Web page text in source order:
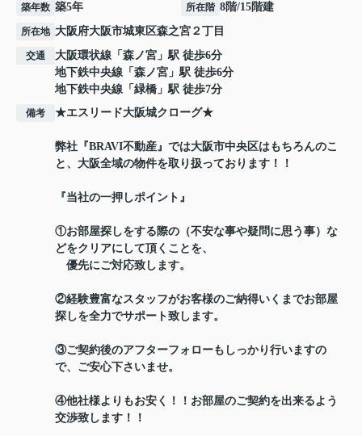
築年数 築5年 所在階 8階/15階建
所在地 大阪府大阪市城東区森之宮 ２丁目
交通 大阪環状線 「 森ノ宮 」駅 徒歩6分
地下鉄中央線 「 森ノ宮 」駅 徒歩6分
地下鉄中央線 「 緑橋 」駅 徒歩7分
備考 ★エスリード大阪城クローグ★
弊社『BRAVI不動産』では大阪市中央区はもちろんのこ
と、大阪全域の物件を取り扱っております！！
『当社の一押しポイント』
①お部屋探しをする際の（不安な事や疑問に思う事）な
どをクリアにして頂くことを、
優先にご対応致します。
②経験豊富なスタッフがお客様のご納得いくまでお部屋
探しを全力でサポート致します。
③ご契約後のアフターフォローもしっかり行いますの
で、ご安心下さいませ。
④他社様よりもお安く！！お部屋のご契約を出来るよう
交渉致します！！